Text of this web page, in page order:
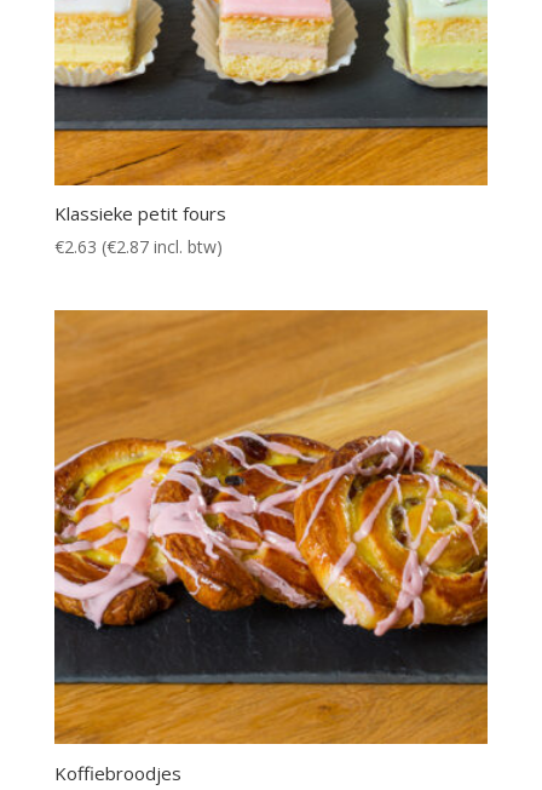
Klassieke petit fours
€2.63 (€2.87incl. btw)
Koffiebroodjes